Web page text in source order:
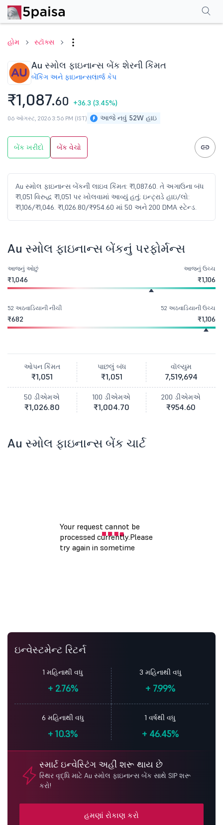
હોમ સ્ટૉક્સ
Au સ્મોલ ફાઇનાન્સ બેંક શેરની કિંમત
બેંકિંગ અને ફાઇનાન્સલાર્જ કેપ
₹1,087.60 +36.3 (3.45%)
આજે નવું 52W હાઇ
06 ઑગસ્ટ, 2026 3:56 PM (IST)
બેંક ખરીદો બેંક વેચો
Au સ્મોલ ફાઇનાન્સ બેંકની લાઇવ કિંમત: ₹1,087.60. તે અગાઉના બંધ
₹1,051 વિરુદ્ધ ₹1,051 પર ખોલવામાં આવ્યું હતું; ઇન્ટ્રાડે હાઇ/લો:
₹1,106/₹1,046. ₹1,026.80/₹954.60 માં 50 અને 200 DMA સ્ટેન્ડ.
પરફોર્મન્સફાઇનાન્શિયલ્સ શેરહોલ્ડિંગ
Au સ્મોલ ફાઇનાન્સ બેંકનું પરફોર્મન્સ
આજનું ઓછું
₹1,046
આજનું ઉચ્ચ
₹1,106
52 અઠવાડિયાની નીચી
₹682
52 અઠવાડિયાની ઉચ્ચ
₹1,106
ઓપન કિંમત
₹1,051
પાછલું બંધ
₹1,051
વૉલ્યુમ
7,519,694
50 ડીએમએ
₹1,026.80
100 ડીએમએ
₹1,004.70
200 ડીએમએ
₹954.60
Au સ્મોલ ફાઇનાન્સ બેંક ચાર્ટ
ઇન્વેસ્ટમેન્ટ રિટર્ન
1 મહિનાથી વધુ
+2.76%
3 મહિનાથી વધુ
+7.99%
6 મહિનાથી વધુ
+ 10.3%
1 વર્ષથી વધુ
+46.45%
સ્માર્ટ ઇન્વેસ્ટિંગ અહીં શરૂ થાય છે
સ્થિર વૃદ્ધિ માટે Au સ્મોલ ફાઇનાન્સ બેંક સાથે SIP શરૂ
કરો!
હમણાં રોકાણ કરો